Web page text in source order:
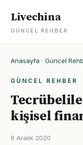
Livechina
GÜNCEL REHBER
Anasayfa · Güncel
GÜNCEL REHBER
kişisel
8 Aralık 2020